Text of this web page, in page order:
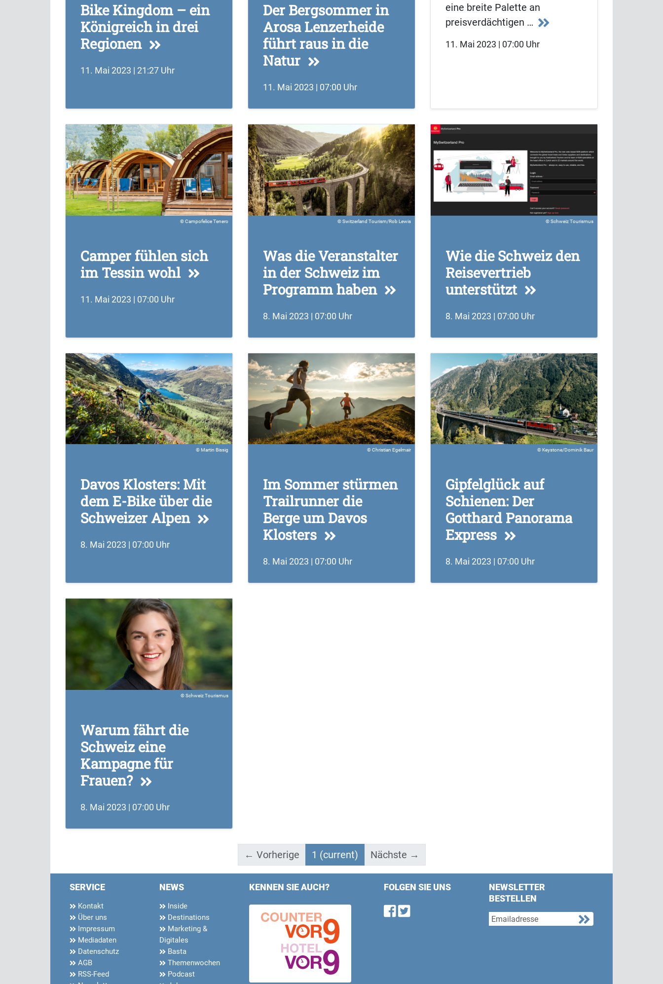
Bike Kingdom – ein
Königreich in drei
Regionen
11. Mai 2023 | 21:27 Uhr
Der Bergsommer in
Arosa Lenzerheide
führt raus in die
Natur
11. Mai 2023 | 07:00 Uhr
eine breite Palette an
preisverdächtigen …
11. Mai 2023 | 07:00 Uhr
Campofelice Tenero
Camper fühlen sich
im Tessin wohl
11. Mai 2023 | 07:00 Uhr
Switzerland Tourism/Rob Lewis
Was die Veranstalter
in der Schweiz im
Programm haben
8. Mai 2023 | 07:00 Uhr
Schweiz Tourismus
Wie die Schweiz den
Reisevertrieb
unterstützt
8. Mai 2023 | 07:00 Uhr
Martin Bissig
Davos Klosters: Mit
dem E-Bike über die
Schweizer Alpen
8. Mai 2023 | 07:00 Uhr
Christian Egelmair
Im Sommer stürmen
Trailrunner die
Berge um Davos
Klosters
8. Mai 2023 | 07:00 Uhr
Keystone/Dominik Baur
Gipfelglück auf
Schienen: Der
Gotthard Panorama
Express
8. Mai 2023 | 07:00 Uhr
Schweiz Tourismus
Warum fährt die
Schweiz eine
Kampagne für
Frauen?
8. Mai 2023 | 07:00 Uhr
← Vorherige 1 (current) Nächste →
SERVICE
Kontakt
Über uns
Impressum
Mediadaten
Datenschutz
AGB
RSS-Feed
NEWS
Inside
Destinations
Marketing &
Digitales
Basta
Themenwochen
Podcast
KENNEN SIE AUCH? FOLGEN SIE UNS
Find us on Facebook
Follow us on Twitter
NEWSLETTER
BESTELLEN